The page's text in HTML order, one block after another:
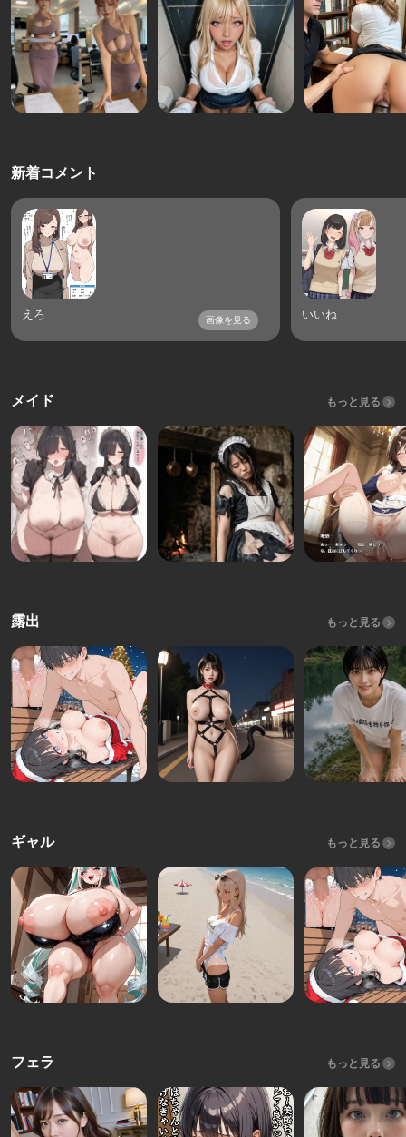
新着コメント
えろ 画像を見る いいね
メイド もっと見る
露出 もっと見る
ギャル もっと見る
フェラ もっと見る